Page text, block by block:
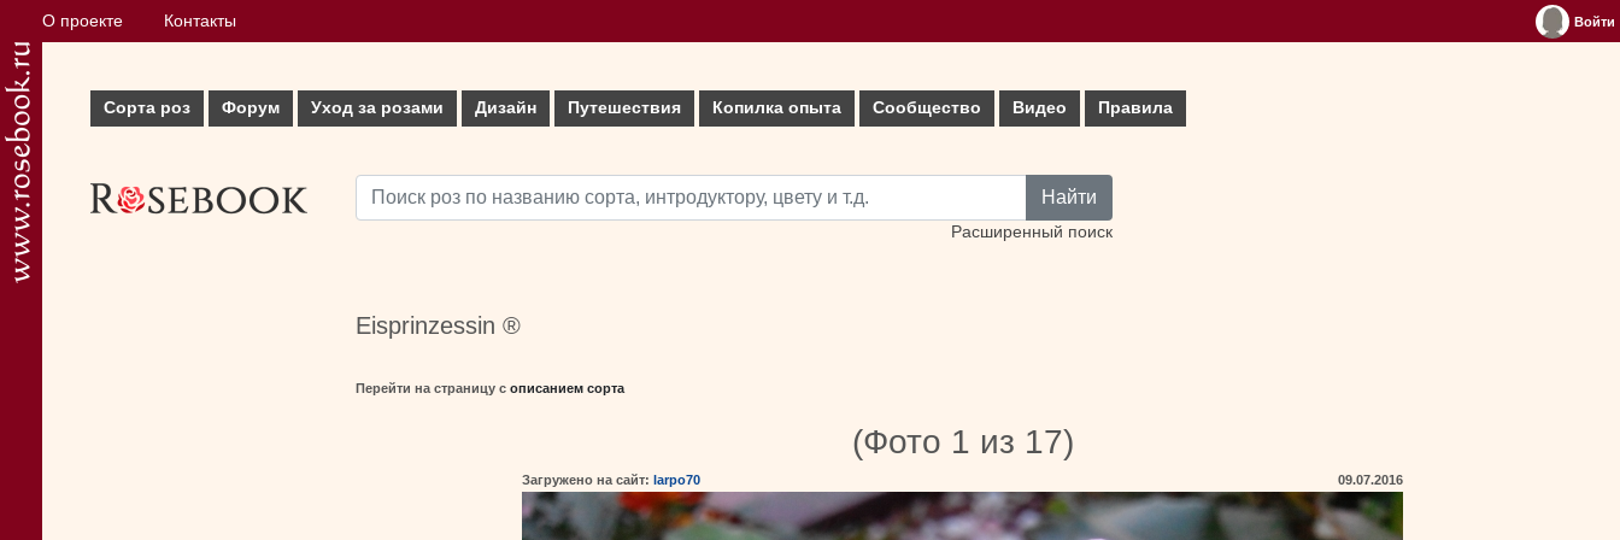
О проекте Контакты Войти
Сорта роз Форум Уход за розами Дизайн Путешествия Копилка опыта Сообщество Видео Правила
Найти
Расширенный поиск
Eisprinzessin ®
Перейти на страницу с описанием сорта
(Фото 1 из 17)
Загружено на сайт: larpo70 09.07.2016